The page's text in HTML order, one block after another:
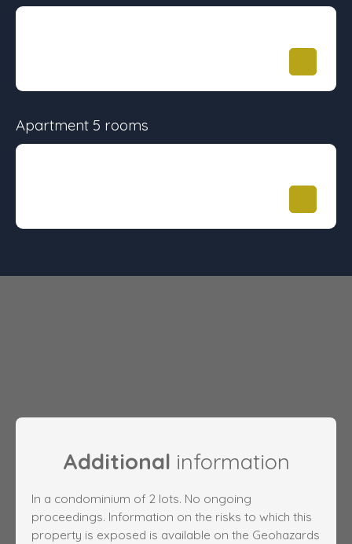
Apartment 5 rooms
Additional information
In a condominium of 2 lots. No ongoing
proceedings. Information on the risks to which this
property is exposed is available on the Geohazards